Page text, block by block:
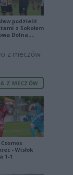
podzielił
z Sokołem
Dolna.
z meczów
Z MECZÓW
Cosmos
- Wisłok
1-1